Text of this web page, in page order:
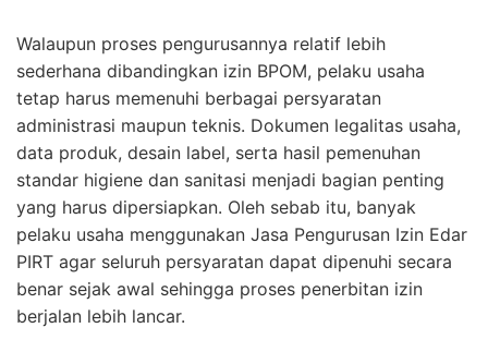
Walaupun proses pengurusannya relatif lebih
sederhana dibandingkan izin BPOM, pelaku usaha
tetap harus memenuhi berbagai persyaratan
administrasi maupun teknis. Dokumen legalitas usaha,
data produk, desain label, serta hasil pemenuhan
standar higiene dan sanitasi menjadi bagian penting
yang harus dipersiapkan. Oleh sebab itu, banyak
pelaku usaha menggunakan Jasa Pengurusan Izin Edar
PIRT agar seluruh persyaratan dapat dipenuhi secara
benar sejak awal sehingga proses penerbitan izin
berjalan lebih lancar.